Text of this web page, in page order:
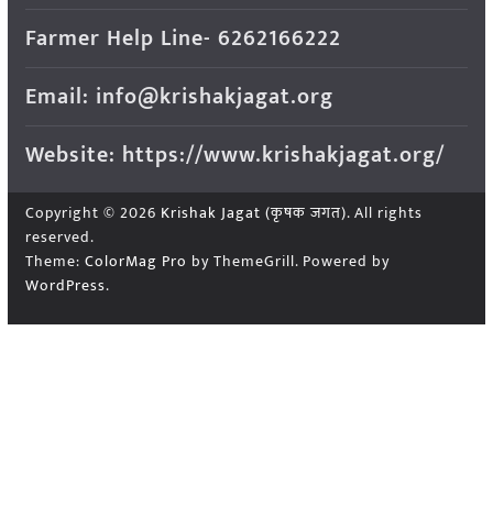
Farmer Help Line- 6262166222
Email: info@krishakjagat.org
Website: https://www.krishakjagat.org/
Copyright © 2026 Krishak Jagat (कृषक जगत). All rights
reserved.
Theme: ColorMag Pro by ThemeGrill. Powered by
WordPress.